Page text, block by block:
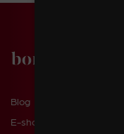
Blog
E-shop